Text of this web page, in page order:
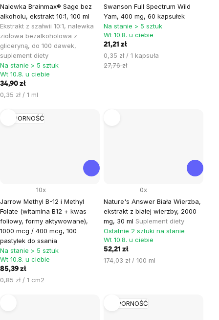
Nalewka Brainmax® Sage bez
alkoholu, ekstrakt 10:1, 100 ml
Ekstrakt z szałwii 10:1, nalewka
ziołowa bezalkoholowa z
gliceryną, do 100 dawek,
suplement diety
Na stanie > 5 sztuk
Wt 10.8. u ciebie
34,90 zł
Cena
0,35 zł / 1 ml
Swanson Full Spectrum Wild
Yam, 400 mg, 60 kapsułek
Na stanie > 5 sztuk
Wt 10.8. u ciebie
21,21 zł
Cena
jednostkowa:
0,35 zł / 1 kapsuła
27,76 zł
ODPORNOŚĆ
Jarrow Methyl B-12 i Methyl
Folate (witamina B12 + kwas
foliowy, formy aktywowane),
1000 mcg / 400 mcg, 100
pastylek do ssania
10x
Na stanie > 5 sztuk
Wt 10.8. u ciebie
85,39 zł
Cena
0,85 zł / 1 cm2
Nature's Answer Biała Wierzba,
ekstrakt z białej wierzby, 2000
mg, 30 ml Suplement diety
0x
Ostatnie 2 sztuki na stanie
Wt 10.8. u ciebie
52,21 zł
Cena
174,03 zł / 100 ml
ODPORNOŚĆ